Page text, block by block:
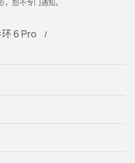
恕不专门通知。
6 Pro